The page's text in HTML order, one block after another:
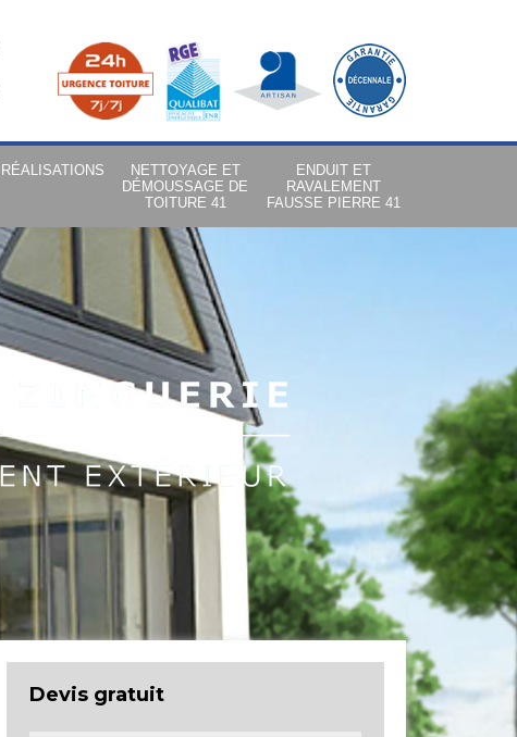
RÉALISATIONS
NETTOYAGE ET
DÉMOUSSAGE DE
TOITURE 41
ENDUIT ET
RAVALEMENT
FAUSSE PIERRE 41
Devis gratuit